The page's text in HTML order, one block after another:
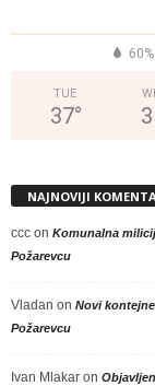
60%
TUE
37°
NAJNOVIJI
ccc on Komunalna
Požarevcu
Vladan on Novi
Požarevcu
Ivan Mlakar on